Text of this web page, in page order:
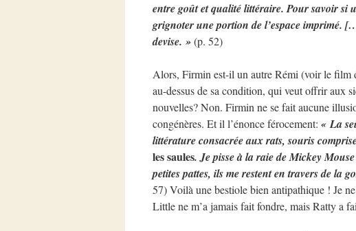
entre goût et qualité littéraire. Pour savoir si
grignoter une portion de l’espace imprimé.
devise. »(p. 52)
Alors, Firmin est-il un autre Rémi (voir le film
au-dessus de sa condition, qui veut offrir aux
nouvelles? Non. Firmin ne se fait aucune
congénères. Et il l’énonce férocement: « La
littérature consacrée aux rats, souris
les saules. Je pisse à la raie de Mickey
petites pattes, ils me restent en travers de la
57) Voilà une bestiole bien antipathique ! Je
Little ne m’a jamais fait fondre, mais Ratty a